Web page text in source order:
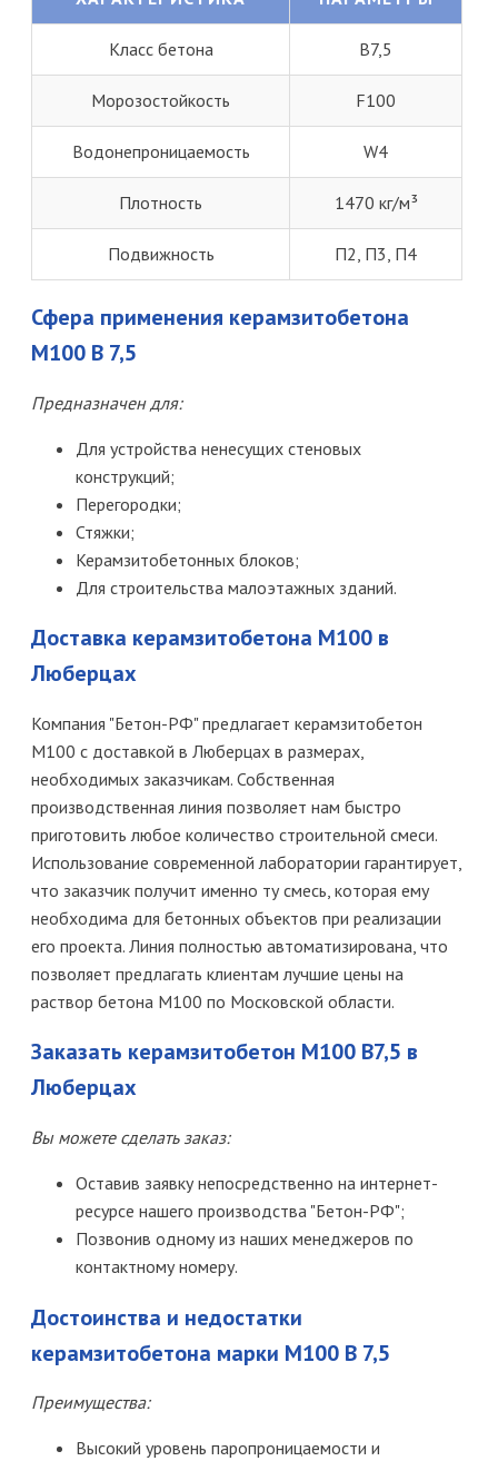
Класс бетона В7,5
Морозостойкость F100
Водонепроницаемость W4
Плотность 1470 кг/м³
Подвижность П2, П3, П4
Сфера применения керамзитобетона
М100 B 7,5
Предназначен для:
Для устройства ненесущих стеновых
конструкций;
Перегородки;
Стяжки;
Керамзитобетонных блоков;
Для строительства малоэтажных зданий.
Доставка керамзитобетона М100 в
Люберцах
Компания "Бетон-РФ" предлагает керамзитобетон
М100 с доставкой в Люберцах в размерах,
необходимых заказчикам. Собственная
производственная линия позволяет нам быстро
приготовить любое количество строительной смеси.
Использование современной лаборатории гарантирует,
что заказчик получит именно ту смесь, которая ему
необходима для бетонных объектов при реализации
его проекта. Линия полностью автоматизирована, что
позволяет предлагать клиентам лучшие цены на
раствор бетона М100 по Московской области.
Заказать керамзитобетон М100 В7,5 в
Люберцах
Вы можете сделать заказ:
Оставив заявку непосредственно на интернет-
ресурсе нашего производства "Бетон-РФ";
Позвонив одному из наших менеджеров по
контактному номеру.
Достоинства и недостатки
керамзитобетона марки М100 B 7,5
Преимущества:
Высокий уровень паропроницаемости и